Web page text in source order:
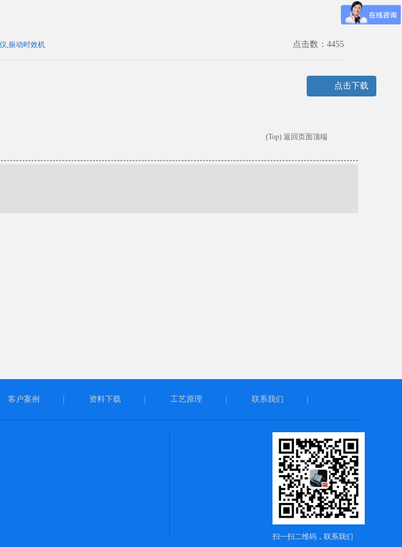
点击数：4455
,振动时效机
点击下载
(Top) 返回页面顶端
客户案例 资料下载 工艺原理 联系我们
扫一扫二维码，联系我们